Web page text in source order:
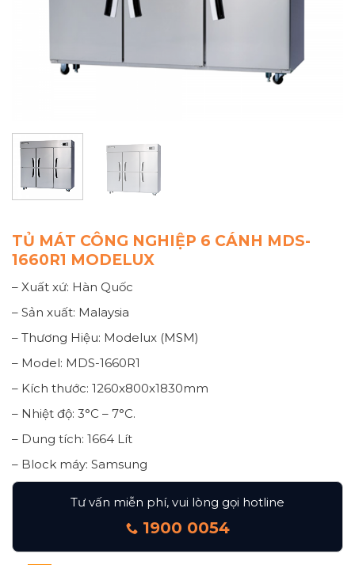
TỦ MÁT CÔNG NGHIỆP 6 CÁNH MDS-
1660R1 MODELUX
– Xuất xứ: Hàn Quốc
– Sản xuất: Malaysia
– Thương Hiệu: Modelux (MSM)
– Model: MDS-1660R1
– Kích thước: 1260x800x1830mm
– Nhiệt độ: 3°C – 7°C.
– Dung tích: 1664 Lít
– Block máy: Samsung
Tư vấn miễn phí, vui lòng gọi hotline
1900 0054